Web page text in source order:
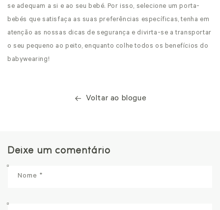
se adequam a si e ao seu bebé. Por isso, selecione um porta-
bebés que satisfaça as suas preferências específicas, tenha em
atenção as nossas dicas de segurança e divirta-se a transportar
o seu pequeno ao peito, enquanto colhe todos os benefícios do
babywearing!
Voltar ao blogue
Deixe um comentário
Nome *